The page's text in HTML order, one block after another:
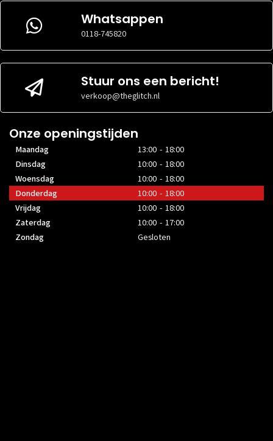
AANSLUITINGEN
1x DVI-D
AANSLUITINGEN
1x HDMI 1.4a
AANSLUITINGEN
0x
AANSLUITINGEN
AANSLUITINGEN
1x HDMI 2.1b
USB-C
AANSLUITINGEN
VGA
Whatsappen
0118-745820
Stuur ons een bericht!
verkoop@theglitch.nl
Onze openingstijden
Maandag
13:00 - 18:00
Dinsdag
10:00 - 18:00
Woensdag
10:00 - 18:00
Donderdag
10:00 - 18:00
Vrijdag
10:00 - 18:00
Zaterdag
10:00 - 17:00
Zondag
Gesloten